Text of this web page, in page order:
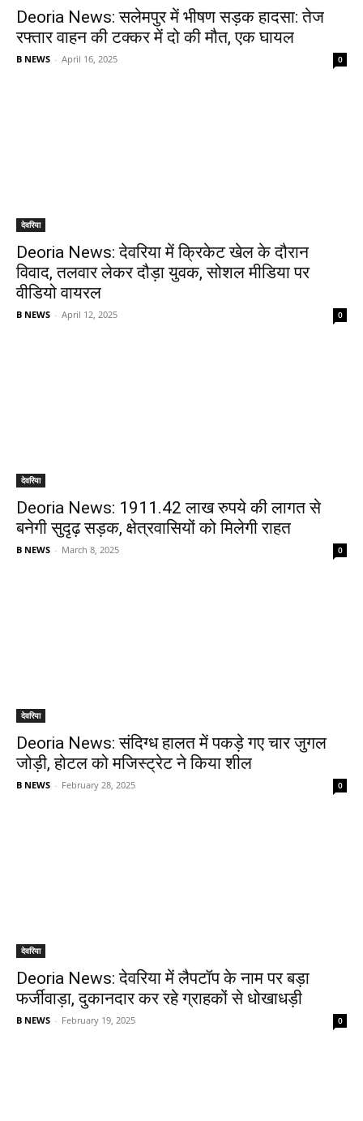
Deoria News: सलेमपुर में भीषण सड़क हादसा: तेज
रफ्तार वाहन की टक्कर में दो की मौत, एक घायल
B NEWS - April 16, 2025 0
देवरिया
Deoria News: देवरिया में क्रिकेट खेल के दौरान
विवाद, तलवार लेकर दौड़ा युवक, सोशल मीडिया पर
वीडियो वायरल
B NEWS - April 12, 2025 0
देवरिया
Deoria News: 1911.42 लाख रुपये की लागत से
बनेगी सुदृढ़ सड़क, क्षेत्रवासियों को मिलेगी राहत
B NEWS - March 8, 2025 0
देवरिया
Deoria News: संदिग्ध हालत में पकड़े गए चार जुगल
जोड़ी, होटल को मजिस्ट्रेट ने किया शील
B NEWS - February 28, 2025 0
देवरिया
Deoria News: देवरिया में लैपटॉप के नाम पर बड़ा
फर्जीवाड़ा, दुकानदार कर रहे ग्राहकों से धोखाधड़ी
B NEWS - February 19, 2025 0